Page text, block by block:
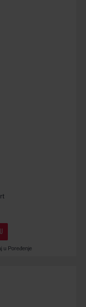
u Poređenje